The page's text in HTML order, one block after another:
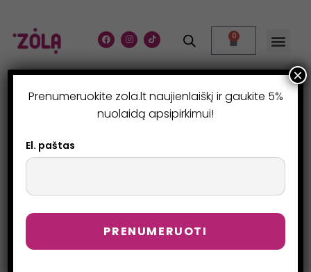
0
ANTAKIŲ FIKSAVIMO
GELIS – BROW POWER
GEL
Prenumeruokite zola.lt naujienlaiškį ir gaukite 5%
nuolaidą apsipirkimui!
El. paštas
×